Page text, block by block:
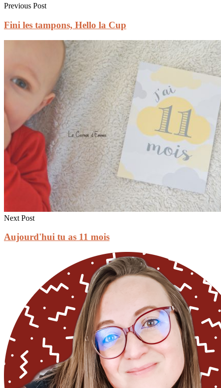
Previous Post
Fini les tampons, Hello la Cup
Next Post
Aujourd'hui tu as 11 mois